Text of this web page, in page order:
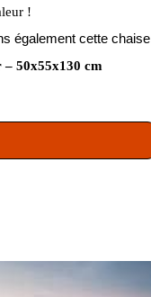
!
également cette chaise
50x55x130 cm